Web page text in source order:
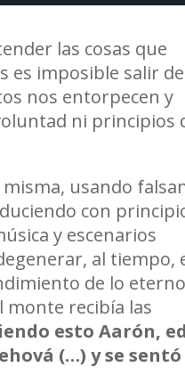
las cosas que
es imposible salir de
nos entorpecen y
ni principios
usando
con
y escenarios
al tiempo,
de lo
monte recibía las
esto Aarón,
á (…) y se sentó